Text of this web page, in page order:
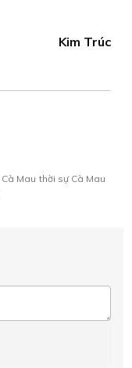
Kim Trúc
Mau thời sự Cà Mau